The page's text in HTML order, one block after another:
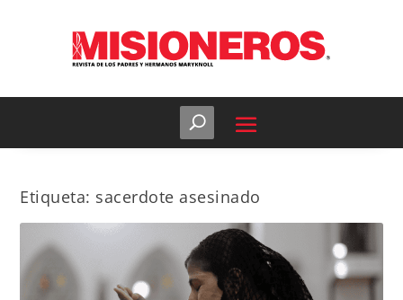
Etiqueta: sacerdote asesinado